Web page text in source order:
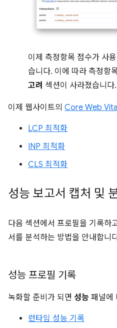
이제 측정항목 점수가 사
습니다. 이에 따라 측정항
고려 섹션이 사라졌습니다.
이제 웹사이트의 Core Web
LCP 최적화
INP 최적화
CLS 최적화
성능 보고서 캡처 및
다음 섹션에서 프로필을 기록하
서를 분석하는 방법을 안내합니
성능 프로필 기록
녹화할 준비가 되면 성능 패널에
런타임 성능 기록